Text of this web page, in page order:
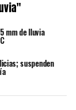
mm de lluvia
suspenden